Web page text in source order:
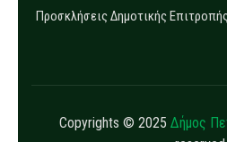
Προσκλήσεις Δημοτικής
Copyrights © 2025 Δήμος